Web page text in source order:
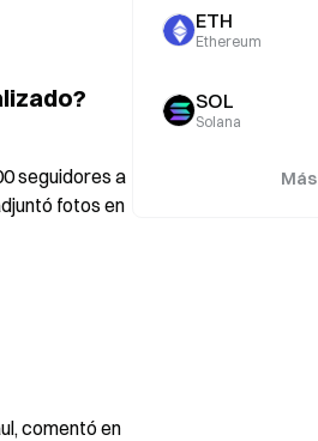
seguidores a
fotos en
comentó en
ETH
Ethereum
SOL
Solana
Más